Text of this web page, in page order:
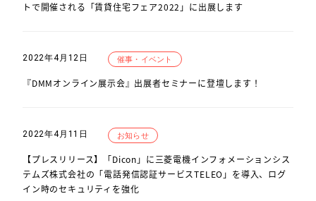
トで開催される「賃貸住宅フェア2022」に出展します
『DMMオンライン展示会』出展者セミナーに登壇します！
2022年4月12日 催事・イベント
【プレスリリース】「Dicon」に三菱電機インフォメーションシス
テムズ株式会社の「電話発信認証サービスTELEO」を導入、ログ
イン時のセキュリティを強化
2022年4月11日 お知らせ